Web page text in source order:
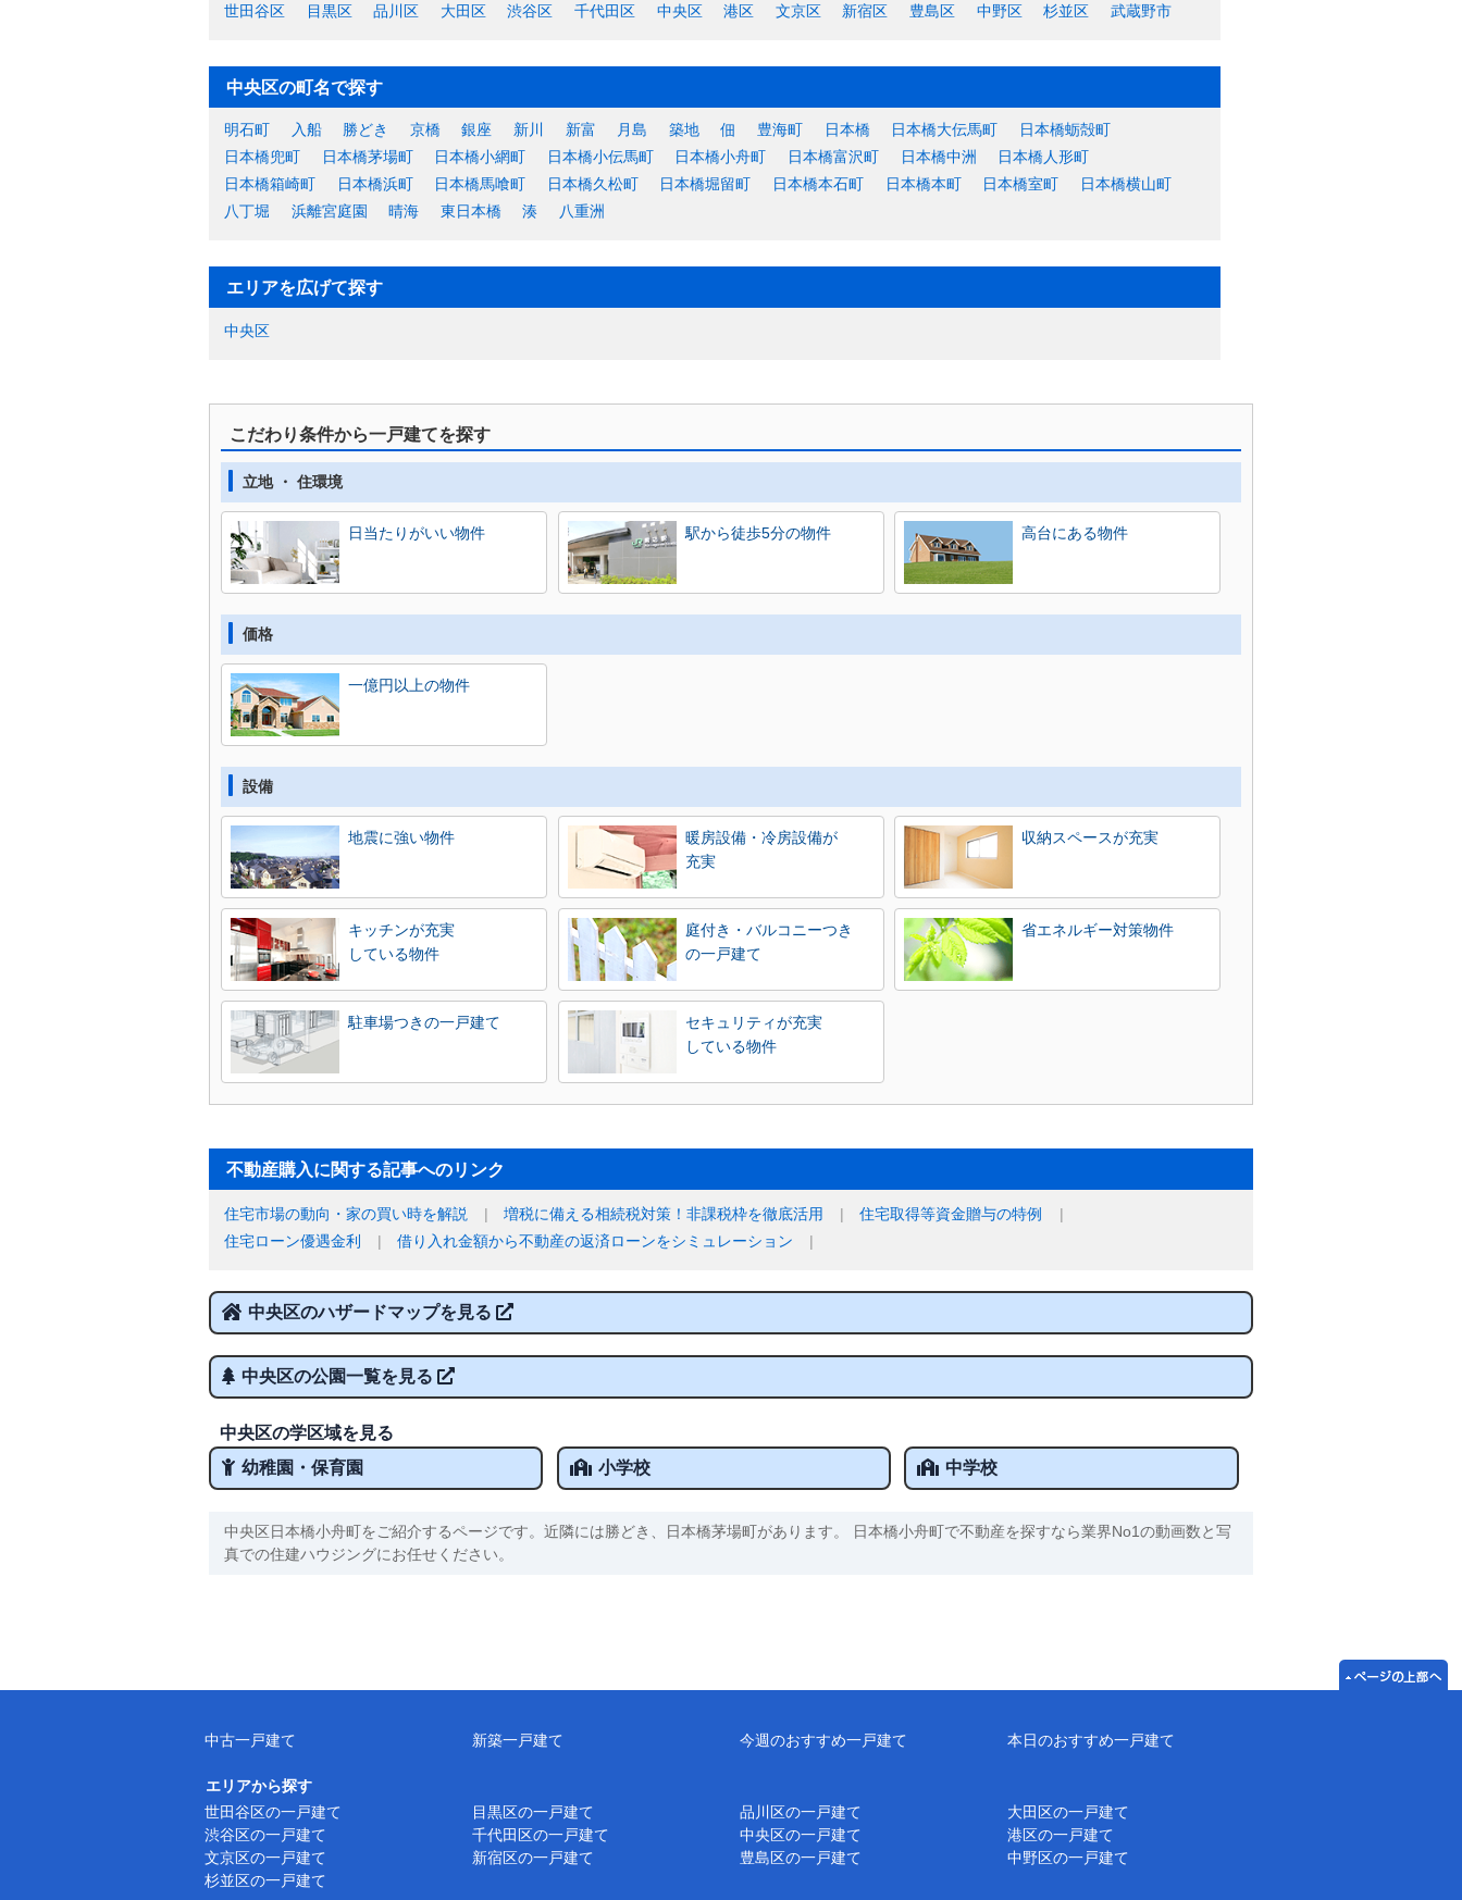
世田谷区 目黒区 品川区 大田区 渋谷区 千代田区 中央区 港区 文京区 新宿区 豊島区 中野区 杉並区 武蔵野市
中央区の町名で探す
明石町 入船 勝どき 京橋 銀座 新川 新富 月島 築地 佃 豊海町 日本橋 日本橋大伝馬町
日本橋蛎殻町
日本橋兜町
日本橋茅場町 日本橋小網町 日本橋小伝馬町 日本橋小舟町 日本橋富沢町 日本橋中洲
日本橋人形町
日本橋箱崎町
日本橋浜町 日本橋馬喰町 日本橋久松町 日本橋堀留町 日本橋本石町 日本橋本町 日本橋室町
日本橋横山町
八丁堀
浜離宮庭園 晴海 東日本橋 湊 八重洲
エリアを広げて探す
中央区
こだわり条件から一戸建てを探す
立地 ・ 住環境
日当たりがいい物件 駅から徒歩5分の物件 高台にある物件
価格
一億円以上の物件
設備
地震に強い物件
暖房設備・冷房設備が
充実
収納スペースが充実
キッチンが充実
している物件
庭付き・バルコニーつき
の一戸建て
省エネルギー対策物件
駐車場つきの一戸建て
セキュリティが充実
している物件
不動産購入に関する記事へのリンク
住宅市場の動向・家の買い時を解説 増税に備える相続税対策！非課税枠を徹底活用
住宅取得等資金贈与の特例
住宅ローン優遇金利
借り入れ金額から不動産の返済ローンをシミュレーション
中央区のハザードマップを見る
中央区の公園一覧を見る
中央区の学区域を見る
幼稚園・保育園
小学校 中学校
中央区日本橋小舟町をご紹介するページです。近隣には勝どき、日本橋茅場町があります。 日本橋小舟町で不動産を探すなら業界No1の動画数と写
真での住建ハウジングにお任せください。
中古一戸建て 新築一戸建て 今週のおすすめ一戸建て 本日のおすすめ一戸建て
エリアから探す
世田谷区の一戸建て
目黒区の一戸建て 品川区の一戸建て
大田区の一戸建て
渋谷区の一戸建て
千代田区の一戸建て 中央区の一戸建て
港区の一戸建て
文京区の一戸建て
新宿区の一戸建て 豊島区の一戸建て
中野区の一戸建て
杉並区の一戸建て